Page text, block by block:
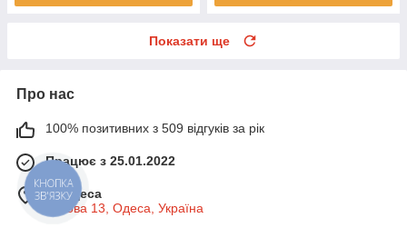
Показати ще
Про нас
100% позитивних з 509 відгуків за рік
Працює з 25.01.2022
м. Одеса
Базова 13, Одеса, Україна
КНОПКА
ЗВ'ЯЗКУ